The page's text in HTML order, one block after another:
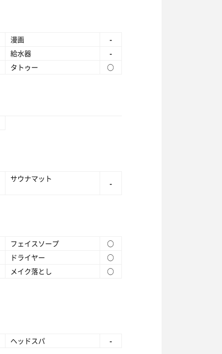
漫画
-
給水器
-
タトゥー
○
サウナマット -
フェイスソープ
○
ドライヤー
○
メイク落とし
○
ヘッドスパ -